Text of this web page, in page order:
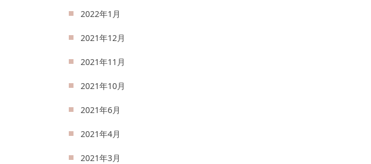
2022年1月
2021年12月
2021年11月
2021年10月
2021年6月
2021年4月
2021年3月